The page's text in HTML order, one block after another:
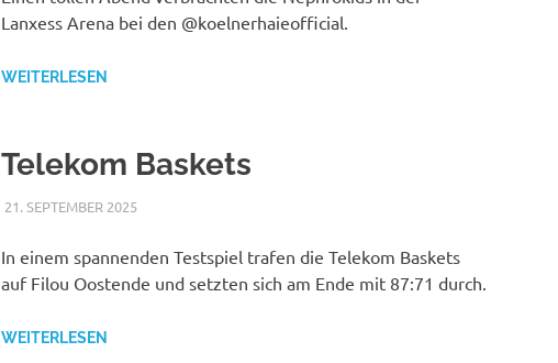
Lanxess Arena bei den @koelnerhaieofficial.
WEITERLESEN
Telekom Baskets
21. SEPTEMBER 2025NICOLE.BETH
ALLGEMEIN
In einem spannenden Testspiel trafen die Telekom Baskets
auf Filou Oostende und setzten sich am Ende mit 87:71 durch.
WEITERLESEN